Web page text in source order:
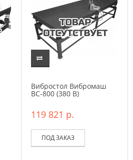
Вибростол Вибромаш
ВC-800 (380 В)
119 821 р.
ПОД ЗАКАЗ